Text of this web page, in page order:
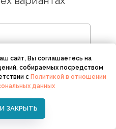
ЗАЯВКУ
сайт, Вы соглашаетесь на
собираемых посредством
с Политикой в отношении
данных
ЗАКРЫТЬ